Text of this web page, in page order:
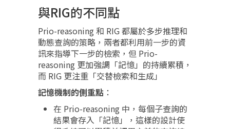
與RIG的不同點
Prio-reasoning 和 RIG 都屬於多步推理和
動態查詢的策略，兩者都利用前一步的資
訊來指導下一步的檢索，但 Prio-
reasoning 更加強調「記憶」的持續累積，
而 RIG 更注重「交替檢索和生成」
記憶機制的側重點 ：
在 Prio-reasoning 中，每個子查詢的
結果會存入「記憶」，這樣的設計使